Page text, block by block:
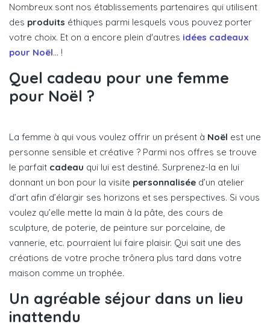
Nombreux sont nos établissements partenaires qui utilisent
des produits éthiques parmi lesquels vous pouvez porter
votre choix. Et on a encore plein d'autres idées cadeaux
pour Noël... !
Quel cadeau pour une femme
pour Noël ?
La femme à qui vous voulez offrir un présent à Noël est une
personne sensible et créative ? Parmi nos offres se trouve
le parfait cadeau qui lui est destiné. Surprenez-la en lui
donnant un bon pour la visite personnalisée d’un atelier
d’art afin d’élargir ses horizons et ses perspectives. Si vous
voulez qu’elle mette la main à la pâte, des cours de
sculpture, de poterie, de peinture sur porcelaine, de
vannerie, etc. pourraient lui faire plaisir. Qui sait une des
créations de votre proche trônera plus tard dans votre
maison comme un trophée.
Un agréable séjour dans un lieu
inattendu